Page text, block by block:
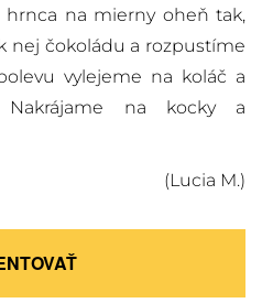
na mierny oheň tak,
nej čokoládu a rozpustíme
vylejeme na koláč a
Nakrájame na kocky a
(Lucia M.)